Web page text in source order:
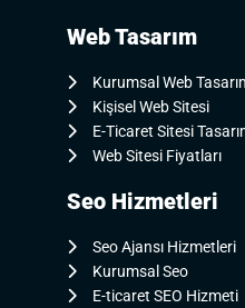
Web Tasarım
Kurumsal Web
Kişisel Web Sitesi
E-Ticaret Sitesi
Web Sitesi Fiyatları
Seo Hizmetleri
Seo Ajansı Hizmetleri
Kurumsal Seo
E-ticaret SEO Hizmeti